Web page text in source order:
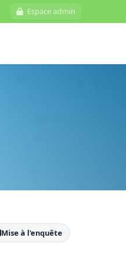
Espace admin
Mise à l'enquête